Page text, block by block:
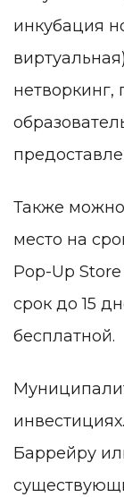
инкубация
Также
место на
Pop-Up
срок до 15
бесплатной.
Баррейру